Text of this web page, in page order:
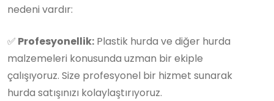
nedeni vardır:
✅ Profesyonellik: Plastik hurda ve diğer hurda
malzemeleri konusunda uzman bir ekiple
çalışıyoruz. Size profesyonel bir hizmet sunarak
hurda satışınızı kolaylaştırıyoruz.